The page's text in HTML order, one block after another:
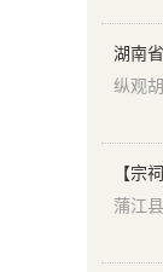
湖南
【宗